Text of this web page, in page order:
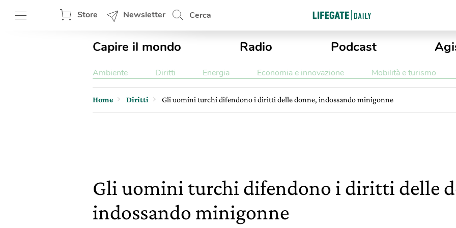
Store Newsletter Cerca
Capire il mondo Radio Podcast
Ambiente Diritti Energia Economia e innovazione Mobilità e turismo
Home Diritti Gli uomini turchi difendono i diritti delle donne, indossando minigonne
Gli uomini turchi difendono i diritti delle
indossando minigonne